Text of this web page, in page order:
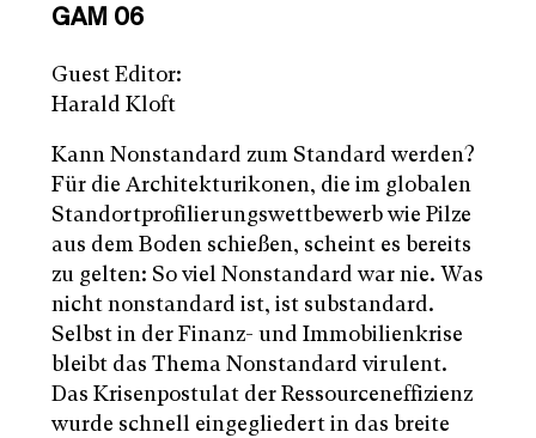
GAM 06
Guest Editor:
Harald Kloft
Kann Nonstandard zum Standard werden?
Für die Architekturikonen, die im globalen
Standortprofilierungswettbewerb wie Pilze
aus dem Boden schießen, scheint es bereits
zu gelten: So viel Nonstandard war nie. Was
nicht nonstandard ist, ist substandard.
Selbst in der Finanz- und Immobilienkrise
bleibt das Thema Nonstandard virulent.
Das Krisenpostulat der Ressourceneffizienz
wurde schnell eingegliedert in das breite